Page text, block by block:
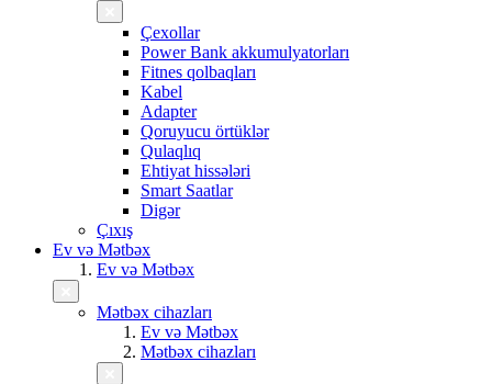
Çexollar
Power Bank akkumulyatorları
Fitnes qolbaqları
Kabel
Adapter
Qoruyucu örtüklər
Qulaqlıq
Ehtiyat hissələri
Smart Saatlar
Digər
Çıxış
Ev və Mətbəx
Ev və Mətbəx
Mətbəx cihazları
Ev və Mətbəx
Mətbəx cihazları